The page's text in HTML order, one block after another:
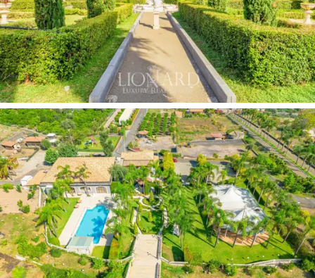
Kívül a luxusüdülőhelyet egycsodálatos, 5000 nm-es
privát parkvédi, 2000 nm-es bájosolasz kerttelés
3000 nm-enmagas pálmafákkaléstrópusi
növényekkel. Nagy terrakotta napozóterülettel
körülvéve található az ingatlanfő úszómedencéje,
amelyet egy második medencében végződőkönnyű
vízesésésmozaikburkolat díszít.Innenhatártalan
panorámanyílik a környező területre, nem messze
pedig egyvarázslatosan felszerelt portikusz, ahol
exkluzív és festői környezetben élvezheti a kiváló
pillanatokat társaságban. A szabadban van hely egy
nagy chapiteau-nak, egy ovális alakú pavilonnak, ahol
nagy exkluzív eseményeket, például kóstolókat és
privát vacsorákat szervezhet.